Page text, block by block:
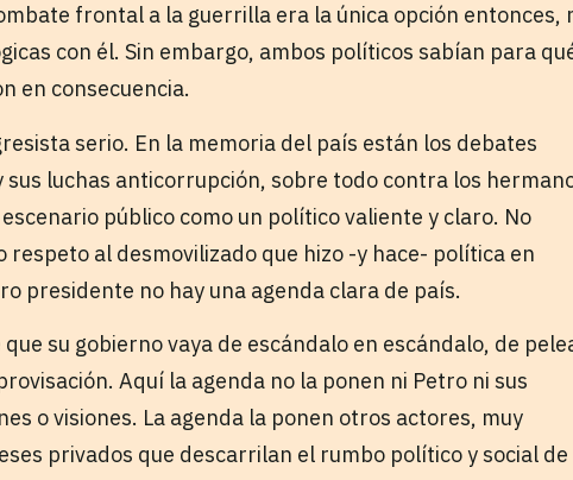
frontal a la guerrilla era la única opción entonces,
con él. Sin embargo, ambos políticos sabían para
en consecuencia.
serio. En la memoria del país están los debates
luchas anticorrupción, sobre todo contra los
público como un político valiente y claro. No
al desmovilizado que hizo -y hace- política en
presidente no hay una agenda clara de país.
su gobierno vaya de escándalo en escándalo, de
Aquí la agenda no la ponen ni Petro ni sus
o visiones. La agenda la ponen otros actores, muy
privados que descarrilan el rumbo político y social de